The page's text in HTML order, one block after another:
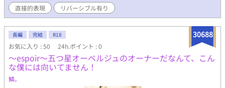
直接的表現
リバーシブル有り
30688
長編 完結 R18
お気に入り : 50 24h.ポイント : 0
〜espoir〜五つ星オーベルジュのオーナーだなんて、こん
な僕には向いてません！
鱗。